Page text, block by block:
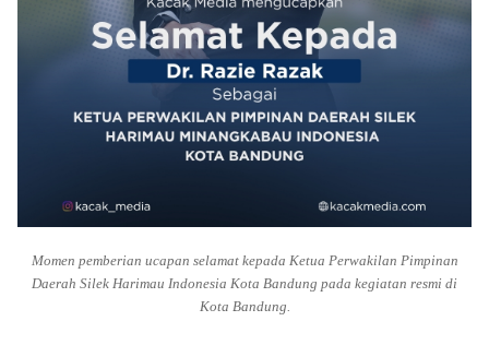
Momen pemberian ucapan selamat kepada Ketua Perwakilan Pimpinan
Daerah Silek Harimau Indonesia Kota Bandung pada kegiatan resmi di
Kota Bandung.